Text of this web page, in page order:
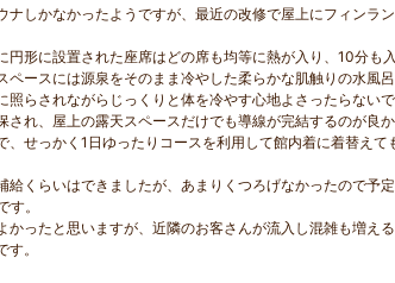
ナしかなかったようですが、最近の改修で屋上にフィンラ
円形に設置された座席はどの席も均等に熱が入り、10分も
ペースには源泉をそのまま冷やした柔らかな肌触りの水風呂
らされながらじっくりと体を冷やす心地よさったらないで
れ、屋上の露天スペースだけでも導線が完結するのが良か
、せっかく1日ゆったりコースを利用して館内着に着替え
給くらいはできましたが、あまりくつろげなかったので予
。
かったと思いますが、近隣のお客さんが流入し混雑も増え
。